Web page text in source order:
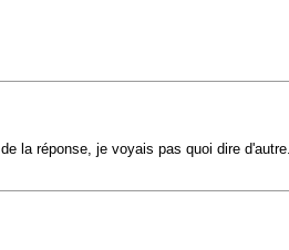
la réponse, je voyais pas quoi dire d'autre.